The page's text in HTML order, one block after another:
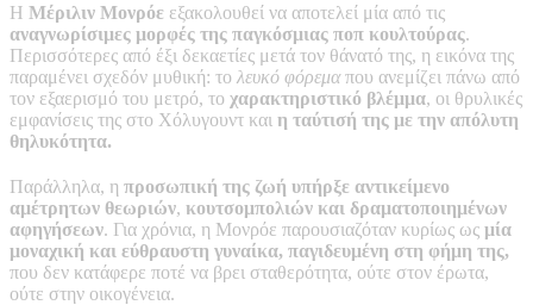
Η Μέριλιν Μονρόε εξακολουθεί να αποτελεί μία από τις
αναγνωρίσιμες μορφές της παγκόσμιας ποπ κουλτούρας.
Περισσότερες από έξι δεκαετίες μετά τον θάνατό της, η εικόνα της
παραμένει σχεδόν μυθική: το λευκό φόρεμαπου ανεμίζει πάνω από
τον εξαερισμό του μετρό, το χαρακτηριστικό βλέμμα, οι θρυλικές
εμφανίσεις της στο Χόλυγουντ και η ταύτισή της με την απόλυτη
θηλυκότητα.
Παράλληλα, η προσωπική της ζωή υπήρξε αντικείμενο
αμέτρητων θεωριών, κουτσομπολιών και δραματοποιημένων
αφηγήσεων. Για χρόνια, η Μονρόε παρουσιαζόταν κυρίως ως μία
μοναχική και εύθραυστη γυναίκα, παγιδευμένη στη φήμη της,
που δεν κατάφερε ποτέ να βρει σταθερότητα, ούτε στον έρωτα,
ούτε στην οικογένεια.